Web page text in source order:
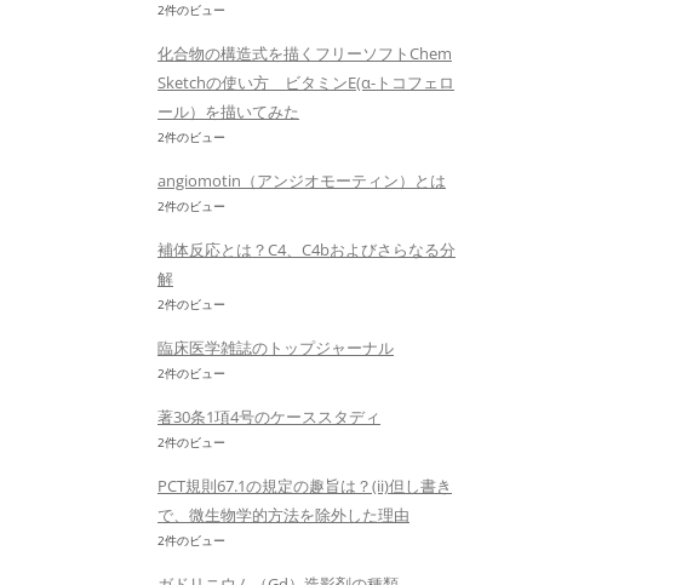
2件のビュー
化合物の構造式を描くフリーソフトChem
Sketchの使い方 ビタミンE(α-トコフェロ
ール）を描いてみた
2件のビュー
angiomotin（アンジオモーティン）とは
2件のビュー
補体反応とは？C4、C4bおよびさらなる分
解
2件のビュー
臨床医学雑誌のトップジャーナル
2件のビュー
著30条1項4号のケーススタディ
2件のビュー
PCT規則67.1の規定の趣旨は？(ii)但し書き
で、微生物学的方法を除外した理由
2件のビュー